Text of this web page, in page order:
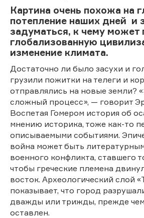
Картина очень похожа на
потепление наших дней и
задуматься, к чему может
глобализованную
изменение климата.
Достаточно ли было засухи и
грузили пожитки на телеги и
отправлялись на новые земли?
сложный процесс», — говорит
Воспетая Гомером история об
мнению историка, тоже как-то
описываемыми событиями.
война может быть
военного конфликта, ставшего
чтобы греческие племена
восток. Археологический слой
показывает, что город
дважды или трижды, прежде
оставлен.